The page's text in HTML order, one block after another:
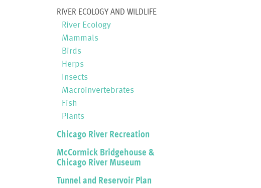
RIVER ECOLOGY AND WILDLIFE
River Ecology
Mammals
Birds
Herps
Insects
Macroinvertebrates
Fish
Plants
Chicago River Recreation
McCormick Bridgehouse &
Chicago River Museum
Tunnel and Reservoir Plan